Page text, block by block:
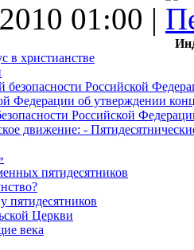
01:00 |
в христианстве
Российской
Федерации об утверждении
Российской
движение: -
пятидесятников
пятидесятников
Церкви
века